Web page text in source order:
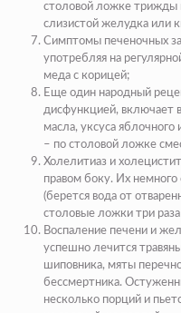
столовой ложке трижды
слизистой желудка или
Симптомы печеночных
употребляя на
меда с корицей;
Еще один народный
дисфункцией, включает
масла, уксуса
– по столовой ложке
Холелитиаз и
правом боку. Их немного
(берется вода от
столовые ложки три
Воспаление печени и
успешно лечится
шиповника, мяты
бессмертника.
несколько порций и